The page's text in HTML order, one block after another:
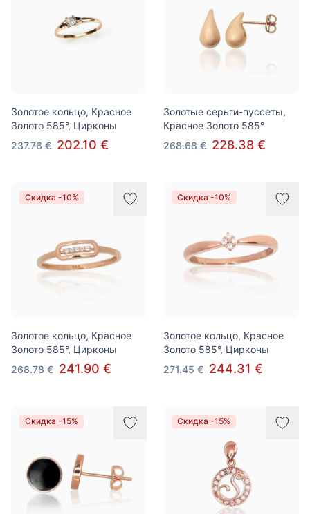
Золотое кольцо, Красное
Золото 585°, Цирконы
237.76 € 202.10 €
Золотые серьги-пуссеты,
Красное Золото 585°
268.68 € 228.38 €
Скидка -10%
Золотое кольцо, Красное
Золото 585°, Цирконы
268.78 € 241.90 €
Скидка -10%
Золотое кольцо, Красное
Золото 585°, Цирконы
271.45 € 244.31 €
Скидка -15% Скидка -15%